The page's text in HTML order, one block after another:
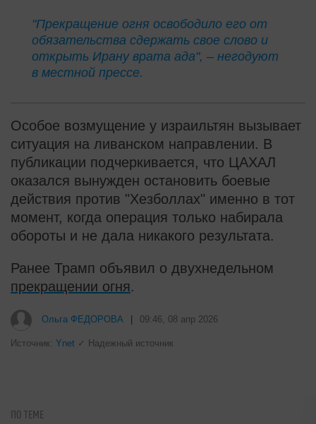
"Прекращение огня освободило его от
обязательства сдержать свое слово и
открыть Ирану врата ада", – негодуют
в местной прессе.
Особое возмущение у израильтян вызывает
ситуация на ливанском направлении. В
публикации подчеркивается, что ЦАХАЛ
оказался вынужден остановить боевые
действия против "Хезболлах" именно в тот
момент, когда операция только набирала
обороты и не дала никакого результата.
Ранее Трамп объявил о двухнедельном
прекращении огня.
Ольга ФЕДОРОВА 09:46, 08 апр 2026
Источник: Ynet ✓ Надежный источник
ПО ТЕМЕ